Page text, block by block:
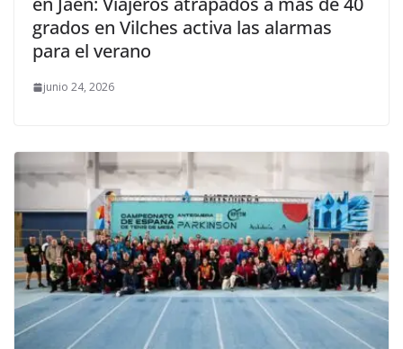
grados en Vilches activa las alarmas
para el verano
junio 24, 2026